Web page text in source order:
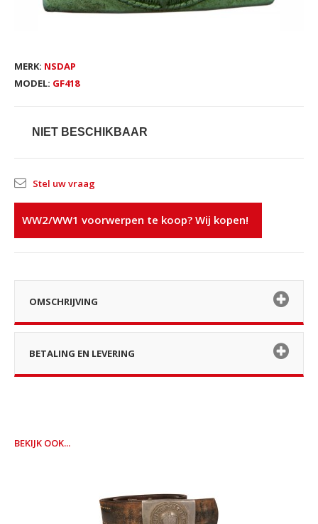
MERK: NSDAP
MODEL: GF418
NIET BESCHIKBAAR
Stel uw vraag
WW2/WW1 voorwerpen te koop? Wij kopen!
OMSCHRIJVING
BETALING EN LEVERING
BEKIJK OOK...